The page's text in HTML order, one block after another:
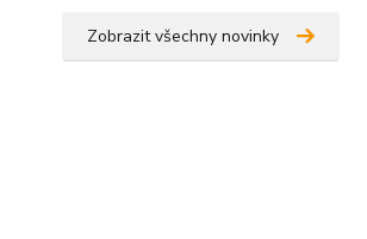
Zobrazit všechny novinky